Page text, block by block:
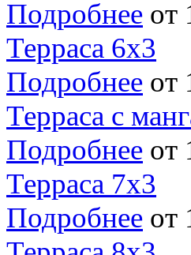
Подробнее от
Терраса 6х3
Подробнее от
Терраса с
Подробнее от
Терраса 7х3
Подробнее от